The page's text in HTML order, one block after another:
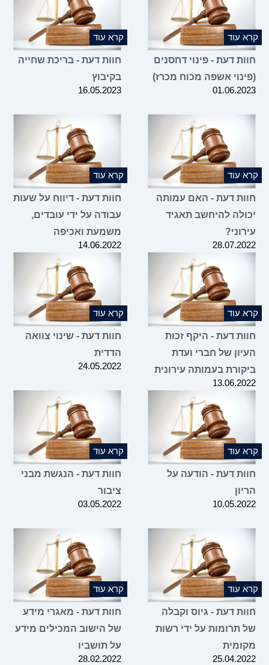
קרא עוד
חוות דעת - פינוי דחסנים
(פינוי אשפה מכוח מכרז)
01.06.2023
קרא עוד
חוות דעת - בריכת שחייה
בקיבוץ
16.05.2023
קרא עוד
חוות דעת - האם עמותה
יכולה להיחשב תאגיד
עירוני?
28.07.2022
קרא עוד
חוות דעת - דיווח על שעות
עבודה על ידי עובדים,
משמעת ואכיפה
14.06.2022
קרא עוד
חוות דעת - היקף זכות
העיון של חברי ועדת
ביקורת בעמותה עירונית
13.06.2022
קרא עוד
חוות דעת - שינוי צוואה
הדדית
24.05.2022
קרא עוד
חוות דעת - הודעה על
הריון
10.05.2022
קרא עוד
חוות דעת - הנגשת מבני
ציבור
03.05.2022
קרא עוד
חוות דעת - גיוס וקבלה
של תרומות על ידי רשות
מקומית
25.04.2022
קרא עוד
חוות דעת - מאגרי מידע
של הישוב המכילים מידע
על תושביו
28.02.2022